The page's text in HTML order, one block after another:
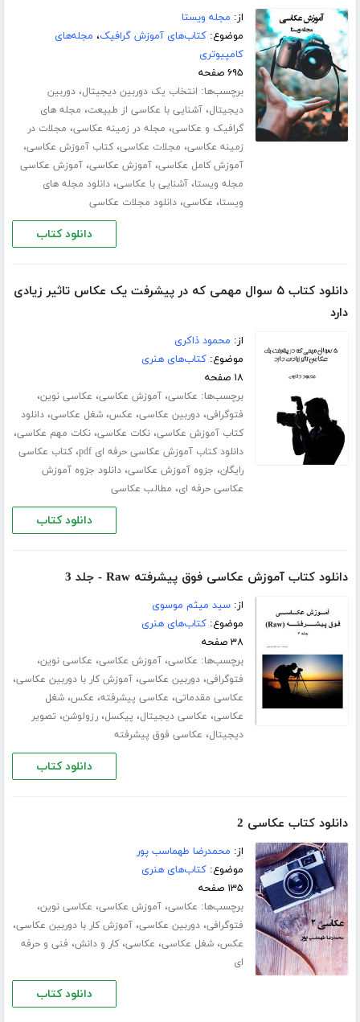
از: مجله ویستا
موضوع:کتاب‌های آموزش گرافیک، مجله‌های
کامپیوتری
۶۹۵ صفحه
برچسب‌ها: انتخاب یک دوربین دیجیتال،دوربین
دیجیتال،آشنایی با عکاسی از طبیعت، مجله های
گرافیک و عکاسی، مجله در زمینه عکاسی، مجلات در
زمینه عکاسی، مجلات عکاسی،کتاب آموزش عکاسی،
آموزش کامل عکاسی،آموزش عکاسی،آموزش عکاسی
مجله ویستا،آشنایی با عکاسی،دانلود مجله های
ویستا، عکاسی،دانلود مجلات عکاسی
دانلود کتاب
دانلود کتاب ۵ سوال مهمی که در پیشرفت یک عکاس تاثیر زیادی
دارد
از: محمود ذاکری
موضوع:کتاب‌های هنری
۱۸ صفحه
برچسب‌ها: عکاسی،آموزش عکاسی، عکاسی نوین،
فتوگرافی،دوربین عکاسی، عکس،شغل عکاسی،دانلود
کتاب آموزش عکاسی،نکات عکاسی،نکات مهم عکاسی،
دانلود کتاب آموزش عکاسی حرفه ای pdf ،کتاب عکاسی
رایگان، جزوه آموزش عکاسی،دانلود جزوه آموزش
عکاسی حرفه ای، مطالب عکاسی
دانلود کتاب
دانلود کتاب آموزش عکاسی فوق پیشرفته Raw - جلد 3
از:سید میثم موسوی
موضوع:کتاب‌های هنری
۳۸ صفحه
برچسب‌ها: عکاسی،آموزش عکاسی، عکاسی نوین،
فتوگرافی،دوربین عکاسی،آموزش کار با دوربین عکاسی،
عکاسی مقدماتی، عکاسی پیشرفته، عکس،شغل
عکاسی، عکاسی دیجیتال، پیکسل،رزولوشن، تصویر
دیجیتال، عکاسی فوق پیشرفته
دانلود کتاب
دانلود کتاب عکاسی 2
از: محمدرضا طهماسب پور
موضوع:کتاب‌های هنری
۱۳۵ صفحه
برچسب‌ها: عکاسی،آموزش عکاسی، عکاسی نوین،
فتوگرافی،دوربین عکاسی،آموزش کار با دوربین عکاسی،
عکس،شغل عکاسی، عکاسی،کار و دانش، فنی و حرفه
ای
دانلود کتاب